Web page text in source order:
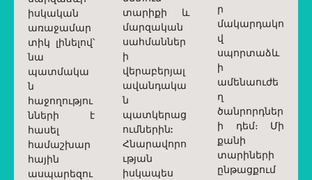
իսկական
առաջամար
տիկ լինելով՝
նա
պատմակա
ն
հաջողությու
նների է
հասել
համաշխար
հային
ասպարեզու
տարիքի և
մարզական
սահմաններ
ի
վերաբերյալ
ավանդակա
ն
պատկերաց
ումներին:
Հնարավորո
ւթյան
իսկապես
ր
մակարդակո
վ
սպորտաձև
ի
ամենաուժե
ղ
ծանրորդներ
ի դեմ։ Մի
քանի
տարիների
ընթացքում